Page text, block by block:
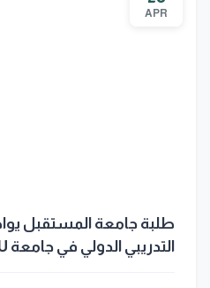
APR
طلبة جامعة المستقبل